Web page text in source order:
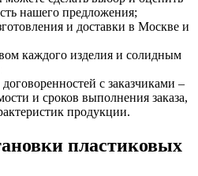
нашего предложения;
и доставки в Москве и
каждого изделия и солидным
с заказчиками –
и сроков выполнения заказа,
продукции.
пластиковых